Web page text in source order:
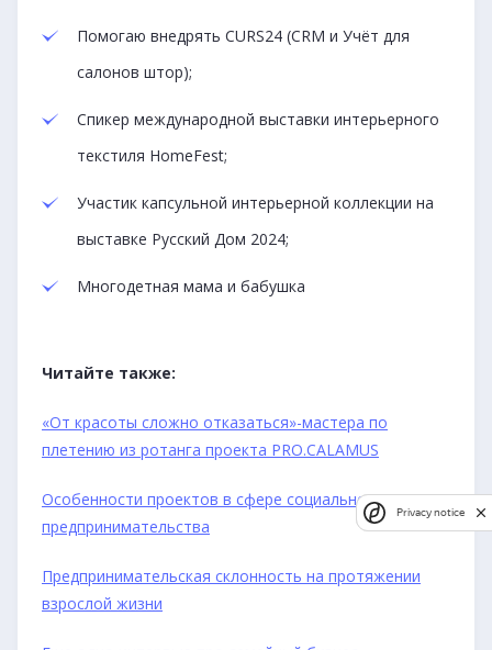
Помогаю внедрять CURS24 (CRM и Учёт для
салонов штор);
Спикер международной выставки интерьерного
текстиля HomeFest;
Участик капсульной интерьерной коллекции на
выставке Русский Дом 2024;
Многодетная мама и бабушка
Читайте также:
«От красоты сложно отказаться»-мастера по
плетению из ротанга проекта PRO.CALAMUS
Особенности проектов в сфере социального
предпринимательства
Предпринимательская склонность на протяжении
взрослой жизни
Privacy notice
Privacy notice